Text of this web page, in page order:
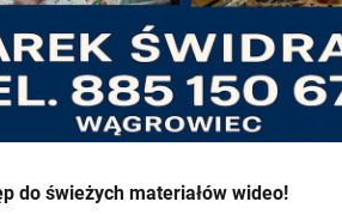
do świeżych materiałów wideo!